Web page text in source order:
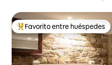
Favorito entre huéspedes
Favorito entre huéspedes